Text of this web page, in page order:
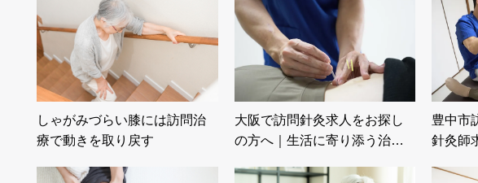
しゃがみづらい膝には訪問治
療で動きを取り戻す
大阪で訪問針灸求人をお探し
の方へ｜生活に寄り添う治…
豊中市
針灸師